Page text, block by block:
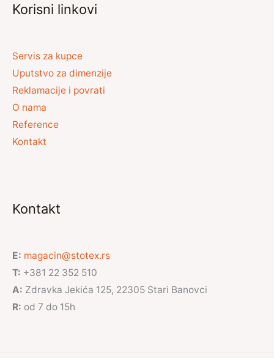
Korisni linkovi
Servis za kupce
Uputstvo za dimenzije
Reklamacije i povrati
O nama
Reference
Kontakt
Kontakt
E: magacin@stotex.rs
T: +381 22 352 510
A: Zdravka Jekića 125, 22305 Stari Banovci
R: od 7 do 15h